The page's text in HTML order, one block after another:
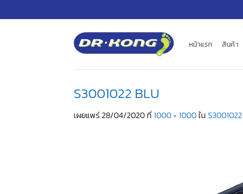
ไป
หน้าแรก สินค้า
S3001022 BLU
เผยแพร่28/04/2020 ที่ 1000 × 1000ใน